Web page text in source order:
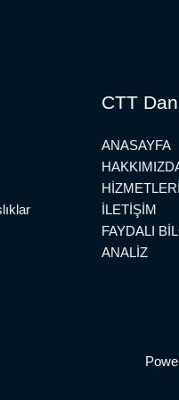
CTT
ANASAYFA
İLETİŞİM
FAYDALI
ANALİZ